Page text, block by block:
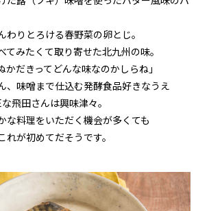
わりとろける春野菜の卵とじ。
てみたくて取り寄せた北九州の味。
かだきってどんな味なのかしらね」
、味噌まで仕込む発酵食品好きなうえ
飛田さんは興味津々。
な料理をいただく機会が多くても
が初めてだそうです。